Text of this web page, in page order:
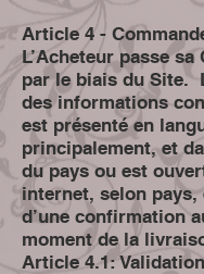
Article 4 -
L’Acheteur passe sa
par le biais du Site.
des informations
est présenté en
principalement, et
du pays ou est
internet, selon pays,
d’une confirmation
moment de la
Article 4.1: